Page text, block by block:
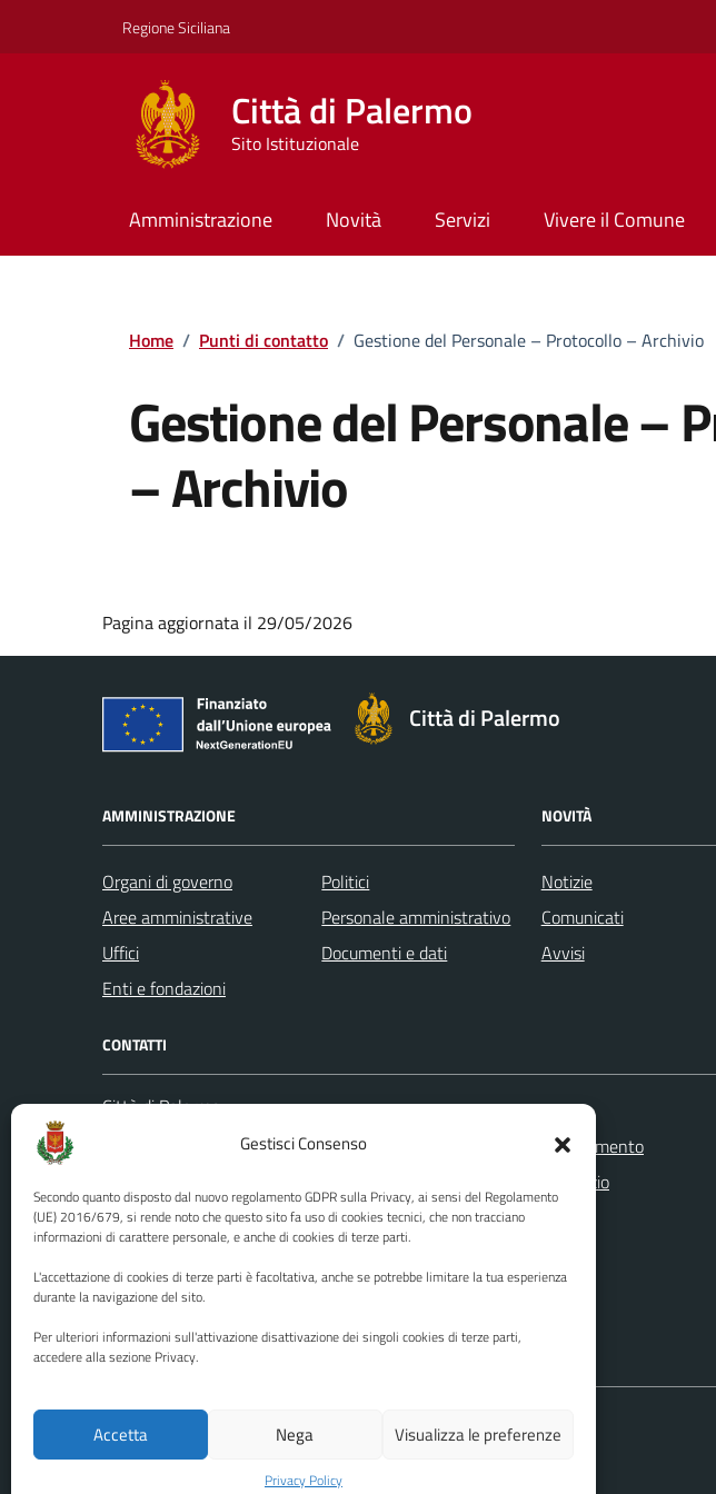
Gestisci Consenso
Secondo quanto disposto dal nuovo regolamento GDPR sulla Privacy, ai sensi del Regolamento
(UE) 2016/679, si rende noto che questo sito fa uso di cookies tecnici, che non tracciano
informazioni di carattere personale, e anche di cookies di terze parti.
L'accettazione di cookies di terze parti è facoltativa, anche se potrebbe limitare la tua esperienza
durante la navigazione del sito.
Per ulteriori informazioni sull'attivazione disattivazione dei singoli cookies di terze parti,
accedere alla sezione Privacy.
Accetta Nega Visualizza le preferenze
Privacy Policy
Regione Siciliana
Città di Palermo
Sito Istituzionale
Amministrazione Novità Servizi Vivere il Comune
Home / Punti di contatto / Gestione del Personale – Protocollo – Archivio
Gestione del Personale –
– Archivio
Pagina aggiornata il 29/05/2026
Città di Palermo
AMMINISTRAZIONE
Organi di governo
Aree amministrative
Uffici
Enti e fondazioni
Politici
Personale amministrativo
Documenti e dati
NOVITÀ
Notizie
Comunicati
Avvisi
CONTATTI
Città di Palermo
Codice fiscale / P. IVA:80016350821
U.O. Ufficio Relazioni con il Pubblico
(URP)
Numero verde: 0917401111
PEC:protocollo@cert.comune.palermo.it
Leggi le FAQ
Prenotazione appuntamento
Segnalazione disservizio
Richiesta assistenza
Media policy
Mappa del sito